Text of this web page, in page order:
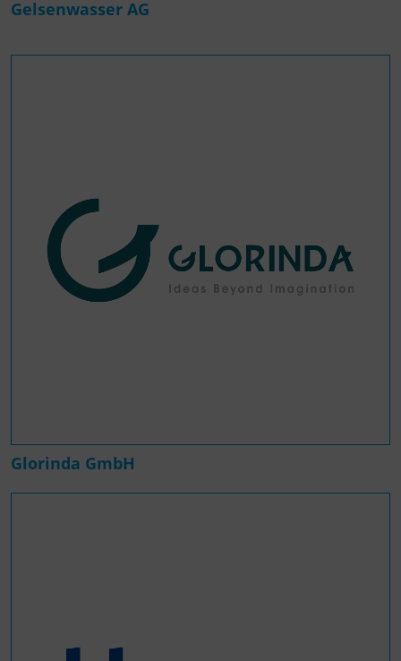
Gelsenwasser AG
Glorinda GmbH